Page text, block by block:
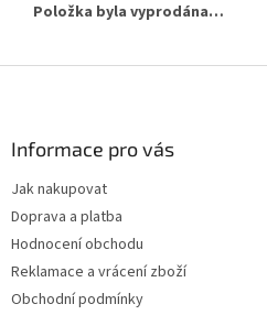
Položka byla vyprodána…
Informace pro vás
Jak nakupovat
Doprava a platba
Hodnocení obchodu
Reklamace a vrácení zboží
Obchodní podmínky